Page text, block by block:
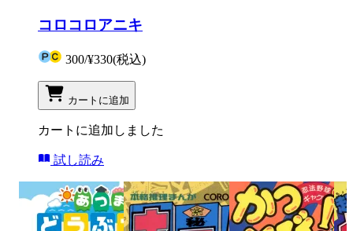
コロコロアニキ
300/¥330(税込)
カートに追加
カートに追加しました
試し読み